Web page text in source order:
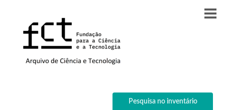
Pesquisa no inventário